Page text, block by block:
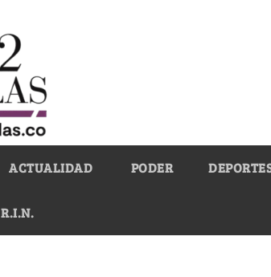
ACTUALIDAD PODER
R.I.N.